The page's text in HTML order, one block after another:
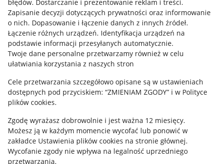
błędów. Dostarczanie i prezentowanie reklam i treści.
Zapisanie decyzji dotyczących prywatności oraz informowanie
o nich. Dopasowanie i łączenie danych z innych źródeł.
Łączenie różnych urządzeń. Identyfikacja urządzeń na
podstawie informacji przesyłanych automatycznie.
Twoje dane personalne przetwarzamy również w celu
ułatwiania korzystania z naszych stron
Cele przetwarzania szczegółowo opisane są w ustawieniach
dostępnych pod przyciskiem: “ZMIENIAM ZGODY” i w Polityce
plików cookies.
Zgodę wyrażasz dobrowolnie i jest ważna 12 miesięcy.
Możesz ją w każdym momencie wycofać lub ponowić w
zakładce Ustawienia plików cookies na stronie głównej.
Wycofanie zgody nie wpływa na legalność uprzedniego
przetwarzania.
Informacje prawne
Regulamin
Polityka plików "cookies"
Ustawienia plików "cookies"
Udostępnianie lokalizacji
Informacje dla Aktu o Usługach Cyfrowych
Pobierz aplikację